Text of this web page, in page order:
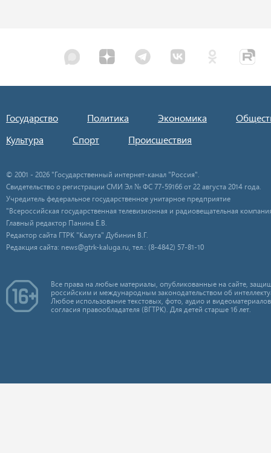
Государство Политика Экономика
Культура
Спорт Происшествия
© 2001 - 2026 "Государственный интернет-канал "Россия".
Свидетельство о регистрации СМИ Эл № ФС 77-59166 от 22 августа 2014 года.
Учредитель федеральное государственное унитарное предприятие
"Всероссийская государственная телевизионная и радиовещательная
Главный редактор Панина Е.В.
Редактор сайта ГТРК "Калуга" Дубинин В.Г.
Редакция сайта: news@gtrk-kaluga.ru, тел.: (8-4842) 57-81-10
Все права на любые материалы, опубликованные на сайте,
российским и международным законодательством об
Любое использование текстовых, фото, аудио и
согласия правообладателя (ВГТРК). Для детей старше 16 лет.